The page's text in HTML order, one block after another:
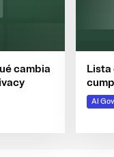
cambia
Lista
Ley
AI